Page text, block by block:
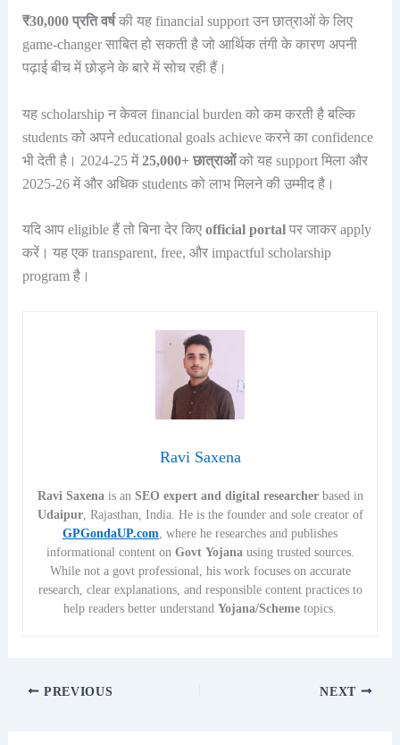
₹30,000 प्रति वर्षकी यह financial support उन छात्राओं के लिए
game-changer साबित हो सकती है जो आर्थिक तंगी के कारण अपनी
पढ़ाई बीच में छोड़ने के बारे में सोच रही हैं।
यह scholarship न केवल financial burden को कम करती है बल्कि
students को अपने educational goals achieve करने का confidence
भी देती है। 2024-25 में25,000+ छात्राओंको यह support मिला और
2025-26 में और अधिक students को लाभ मिलने की उम्मीद है।
यदि आप eligible हैं तो बिना देर किए official portalपर जाकर apply
करें। यह एक transparent, free, और impactful scholarship
program है।
Ravi Saxena
Ravi Saxena is an SEO expert and digital researcherbased in
Udaipur, Rajasthan, India. He is the founder and sole creator of
GPGondaUP.com , where he researches and publishes
informational content on Govt Yojana using trusted sources.
While not a govt professional, his work focuses on accurate
research, clear explanations, and responsible content practices to
help readers better understand Yojana/Scheme topics.
PREVIOUS NEXT